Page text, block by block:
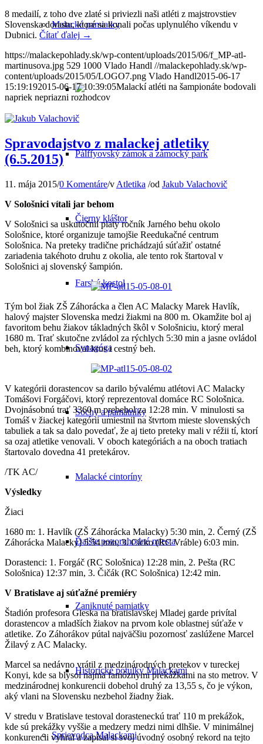
Malacké pamiatky
Pálffyovský zámok a zámocký park
Čierny kláštor
Farský kostol
Synagóga
Sochy a pamätníky
Malacké cintoríny
Ďalšie pozoruhodné miesta
Zaniknuté pamiatky
Historické potulky Malackami
Sprievodca Malackami
8 medailí, z toho dve zlaté si priviezli naši atléti z majstrovstiev
Slovenska dorastu, ktoré sa konali počas uplynulého víkendu v
Dubnici. Čítať ďalej →
https://malackepohlady.sk/wp-content/uploads/2015/06/f_MP-atl-
martinusova.jpg 529 1000 Vlado Handl //malackepohlady.sk/wp-
content/uploads/2015/05/LOGO7.png Vlado Handl2015-06-17
15:19:192015-06-17 10:39:05Malackí atléti na šampionáte bodovali
napriek nepriazni rozhodcov
Spravodajstvo z malackej atletiky
(6.5.2015)
11. mája 2015/0 Komentáre/v Atletika /od Jakub Valachovič
V Sološnici vítali jar behom
V Sološnici sa uskutočnil piaty ročník Jarného behu okolo
Sološnice, ktoré organizuje tamojšie Reedukačné centrum
Sološnica. Na preteky tradične prichádzajú súťažiť ostatné
zariadenia takéhoto druhu z okolia, ale tento rok štartoval v
Sološnici aj slovenský šampión.
Tým bol žiak ZŠ Záhorácka a člen AC Malacky Marek Havlík,
halový majster Slovenska medzi žiakmi na 800 m. Okamžite bol aj
favoritom behu žiakov tákladných škôl v Sološniciu, ktorý meral
1680 m. Trať skutočne zvládol za rýchlych 5:30 min a jasne ovládol
beh, ktorý kombinoval kros i cestný beh.
V kategórii dorastencov sa darilo bývalému atlétovi AC Malacky
Tomášovi Forgáčovi, ktorý reprezentoval domáce RC Sološnica.
Dvojnásobnú trať 3360 m prebehol za 12:28 min. V minulosti sa
Tomáš v žiackej kategórii umiestnil na štvrtom mieste slovenských
tabuliek a tak sa dalo povedať, že aj tieto preteky mali v réžii tí, ktorí
sa ozaj atletike venovali. V oboch kategóriách a na oboch tratiach
štartovalo dovedna 41 pretekárov.
/TK AC/
Výsledky
Žiaci
1680 m: 1. Havlík (ZŠ Záhorácka Malacky) 5:30 min, 2. Černý (ZŠ
Záhorácka Malacky) 5:54 min, 3. Cicko (RC Vráble) 6:03 min.
Dorastenci: 1. Forgáč (RC Sološnica) 12:28 min, 2. Pešta (RC
Sološnica) 12:37 min, 3. Čičák (RC Sološnica) 12:42 min.
V Bratislave aj súťažné premiéry
Štadión profesora Gleska na bratislavskej Mladej garde privítal
dorastencov a mladších žiakov na prvom kole oblastnej súťaže v
atletike. Zo Záhorákov pútal najväčšiu pozornosť zaslúžene Marcel
Žilavý z AC Malacky.
Marcel sa nedávno vrátil z medzinárodných pretekov v tureckej
Konyi, kde sa blysol najmä famóznymi prekážkami na sto metrov. V
medzinárodnej konkurencii dobehol druhý za 13,55 s, čo je výkon,
aký vlani na Slovensku nezbehol žiadny žiak.
V stredu v Bratislave testoval dorasteneckú trať 110 m prekážok,
kde sú prekážky vyššie a medzery medzi nimi dlhšie. V minimálnej
konkurencii vyhral a zapísal si svoj úvodný osobný rekord na tejto